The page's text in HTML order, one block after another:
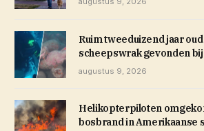
Ruim tweeduizend jaar
scheepswrak gevonden
augustus 9, 2026
Helikopterpiloten
bosbrand in Amerikaanse